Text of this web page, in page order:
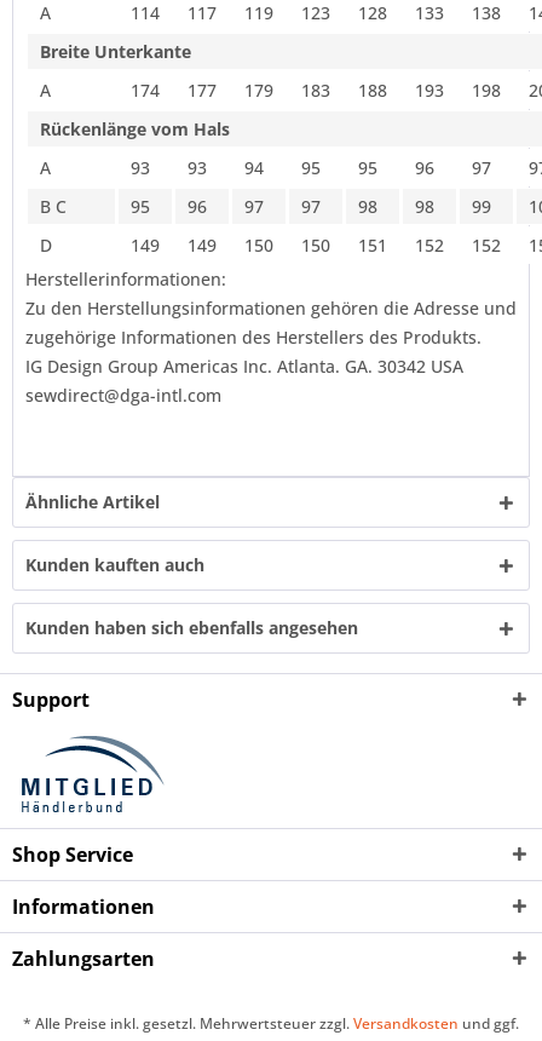
A
114 117 119 123 128 133 138
Breite Unterkante
A
174 177 179 183 188 193 198
Rückenlänge vom Hals
A
93 93 94 95 95 96 97
B C
95 96 97 97 98 98 99
D
149 149 150 150 151 152 152
Herstellerinformationen:
Zu den Herstellungsinformationen gehören die Adresse und
zugehörige Informationen des Herstellers des Produkts.
IG Design Group Americas Inc. Atlanta. GA. 30342 USA
sewdirect@dga-intl.com
Ähnliche Artikel
Kunden kauften auch
Kunden haben sich ebenfalls angesehen
Support
Shop Service
Informationen
Zahlungsarten
* Alle Preise inkl. gesetzl. Mehrwertsteuer zzgl.Versandkosten und ggf.